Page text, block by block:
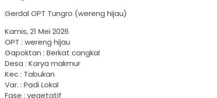
Gerdal OPT Tungro (wereng hijau)
Kamis, 21 Mei 2026
OPT : wereng hijau
Gapoktan : Berkat cangkal
Desa : Karya makmur
Kec : Tabukan
Var. : Padi Lokal
Fase : vegetatif